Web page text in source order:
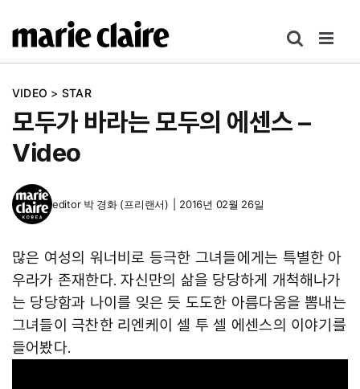
텐
뛰
VIDEO > STAR
모두가 바라는 모두의 에센스 –
Video
editor 박 경화 (프리랜서) 2016년 02월 26일
많은 여성의 워너비로 등극한 그녀들에게는 특별한 아
우라가 존재한다. 자신만의 삶을 당당하게 개척해나가
는 당당함과 나이를 잊은 듯 도도한 아름다움을 뽐내는
그녀들이 극찬한 리엔케이 셀 투 셀 에센스의 이야기를
들어봤다.